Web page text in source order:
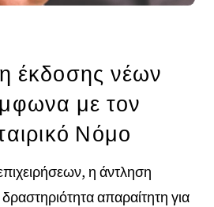
έκδοσης νέων
με τον
Νόμο
η άντληση
απαραίτητη για